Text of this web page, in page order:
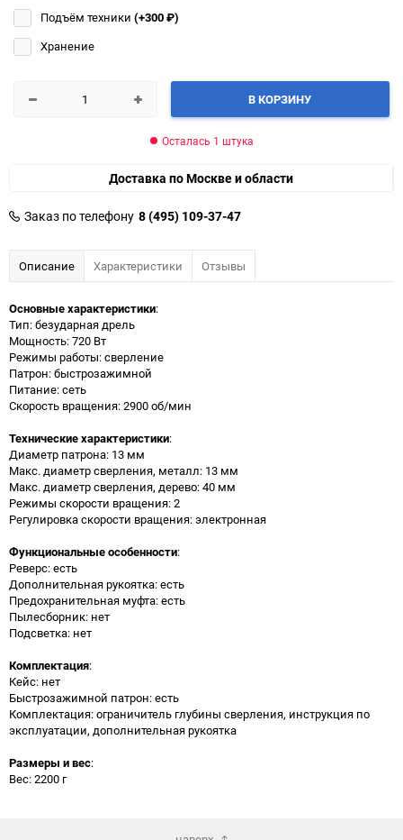
Подъём техники (+300₽)
Хранение
В КОРЗИНУ
Осталась 1 штука
Доставка по Москве и области
Заказ по телефону 8 (495) 109-37-47
Описание Характеристики Отзывы
Основные характеристики:
Тип: безударная дрель
Мощность: 720 Вт
Режимы работы: сверление
Патрон: быстрозажимной
Питание: сеть
Скорость вращения: 2900 об/мин
Технические характеристики:
Диаметр патрона: 13 мм
Макс. диаметр сверления, металл: 13 мм
Макс. диаметр сверления, дерево: 40 мм
Режимы скорости вращения: 2
Регулировка скорости вращения: электронная
Функциональные особенности:
Реверс: есть
Дополнительная рукоятка: есть
Предохранительная муфта: есть
Пылесборник: нет
Подсветка: нет
Комплектация:
Кейс: нет
Быстрозажимной патрон: есть
Комплектация: ограничитель глубины сверления, инструкция по
эксплуатации, дополнительная рукоятка
Размеры и вес:
Вес: 2200 г